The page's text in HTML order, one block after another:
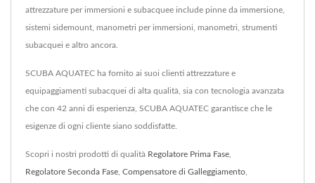
attrezzature per immersioni e subacquee include pinne da immersione,
sistemi sidemount, manometri per immersioni, manometri, strumenti
subacquei e altro ancora.
SCUBA AQUATEC ha fornito ai suoi clienti attrezzature e
equipaggiamenti subacquei di alta qualità, sia con tecnologia avanzata
che con 42 anni di esperienza, SCUBA AQUATEC garantisce che le
esigenze di ogni cliente siano soddisfatte.
Scopri i nostri prodotti di qualità Regolatore Prima Fase
Regolatore Seconda Fase Compensatore di Galleggiamento